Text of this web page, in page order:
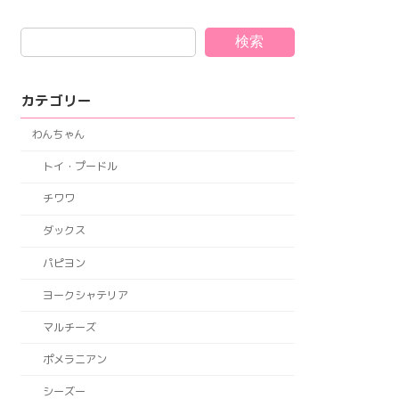
検索
カテゴリー
わんちゃん
トイ・プードル
チワワ
ダックス
パピヨン
ヨークシャテリア
マルチーズ
ポメラニアン
シーズー